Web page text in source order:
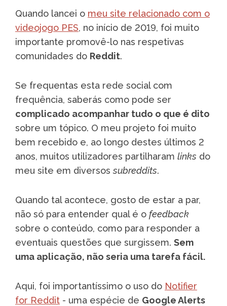
Quando lancei o meu site relacionado com o
videojogo PES, no início de 2019, foi muito
importante promovê-lo nas respetivas
comunidades do Reddit.
Se frequentas esta rede social com
frequência, saberás como pode ser
complicado acompanhar tudo o que é dito
sobre um tópico. O meu projeto foi muito
bem recebido e, ao longo destes últimos 2
anos, muitos utilizadores partilharam links do
meu site em diversossubreddits.
Quando tal acontece, gosto de estar a par,
não só para entender qual é o feedback
sobre o conteúdo, como para responder a
eventuais questões que surgissem. Sem
uma aplicação, não seria uma tarefa fácil.
Aqui, foi importantíssimo o uso do Notifier
for Reddit - uma espécie de Google Alerts